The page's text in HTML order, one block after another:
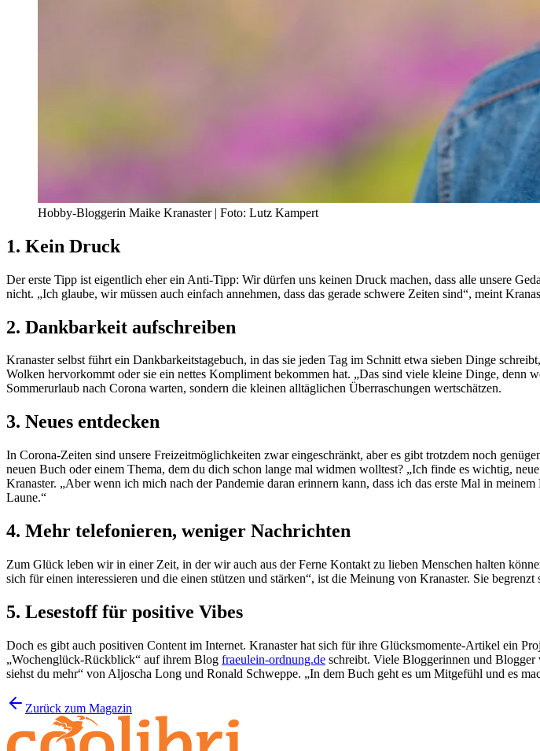
Hobby-Bloggerin Maike Kranaster | Foto: Lutz Kampert
1. Kein Druck
Der erste Tipp ist eigentlich eher ein Anti-Tipp: Wir dürfen uns keinen Druck machen, dass alle unsere
nicht. „Ich glaube, wir müssen auch einfach annehmen, dass das gerade schwere Zeiten sind“, meint
2. Dankbarkeit aufschreiben
Kranaster selbst führt ein Dankbarkeitstagebuch, in das sie jeden Tag im Schnitt etwa sieben Dinge
Wolken hervorkommt oder sie ein nettes Kompliment bekommen hat. „Das sind viele kleine Dinge,
Sommerurlaub nach Corona warten, sondern die kleinen alltäglichen Überraschungen wertschätzen.
3. Neues entdecken
In Corona-Zeiten sind unsere Freizeitmöglichkeiten zwar eingeschränkt, aber es gibt trotzdem noch
neuen Buch oder einem Thema, dem du dich schon lange mal widmen wolltest? „Ich finde es wichtig,
Kranaster. „Aber wenn ich mich nach der Pandemie daran erinnern kann, dass ich das erste Mal in
Laune.“
4. Mehr telefonieren, weniger Nachrichten
Zum Glück leben wir in einer Zeit, in der wir auch aus der Ferne Kontakt zu lieben Menschen halten
sich für einen interessieren und die einen stützen und stärken“, ist die Meinung von Kranaster. Sie
5. Lesestoff für positive Vibes
Doch es gibt auch positiven Content im Internet. Kranaster hat sich für ihre Glücksmomente-Artikel ein
„Wochenglück-Rückblick“ auf ihrem Blog fraeulein-ordnung.de schreibt. Viele Bloggerinnen und
siehst du mehr“ von Aljoscha Long und Ronald Schweppe. „In dem Buch geht es um Mitgefühl und es
Zurück zum Magazin